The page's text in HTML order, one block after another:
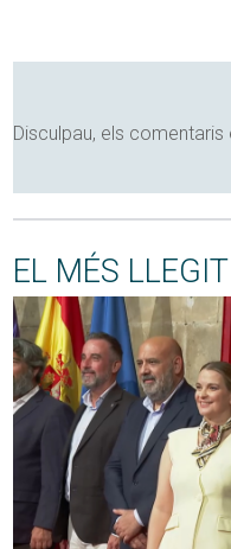
Disculpau, els
EL MÉS LLEGIT